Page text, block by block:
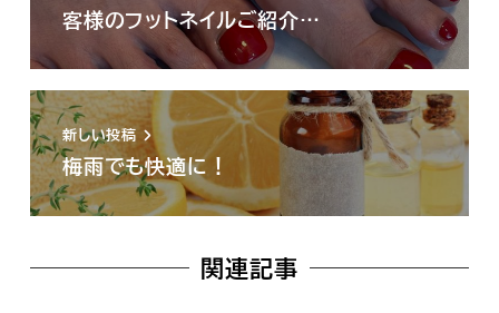
客様のフットネイルご紹介…
新しい投稿
梅雨でも快適に！
関連記事